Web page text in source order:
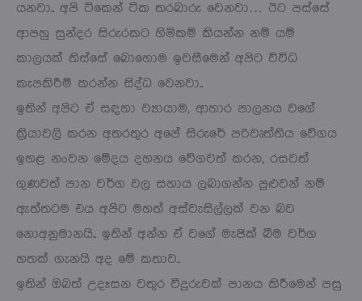
යනවා.. අපි ටිකෙන් ටික තරබාරු වෙනවා… ඊට පස්සේ
ආපහු සුන්දර සිරුරකට හිමිකම් කියන්න නම් යම්
කාලයක් තිස්සේ බොහොම ඉවසීමෙන් අපිට විවිධ
කැපකිරීම් කරන්න සිද්ධ වෙනවා..
ඉතින් අපිට ඒ සඳහා ව්‍යායාම, ආහාර පාලනය වගේ
ක්‍රියාවලි කරන අතරතුර අපේ සිරුරේ පරිවෘත්තිය වේගය
ඉහළ නංවන මේදය දහනය වේගවත් කරන, රසවත්
ගුණවත් පාන වර්ග වල සහාය ලබාගන්න පුළුවන් නම්
ඇත්තටම එය අපිට මහත් අස්වැසිල්ලක් වන බව
නොඅනුමානයි.. ඉතින් අන්න ඒ වගේ මැජික් බීම වර්ග
හතක් ගැනයි අද මේ කතාව..
ඉතින් ඔබත් උදෑසන වතුර වීදුරුවක් පානය කිරීමෙන් පසු